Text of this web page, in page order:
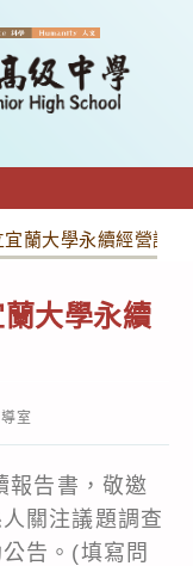
蘭大學永續經營議題
大學永續
室
報告書，敬邀
關注議題調查
告。(填寫問